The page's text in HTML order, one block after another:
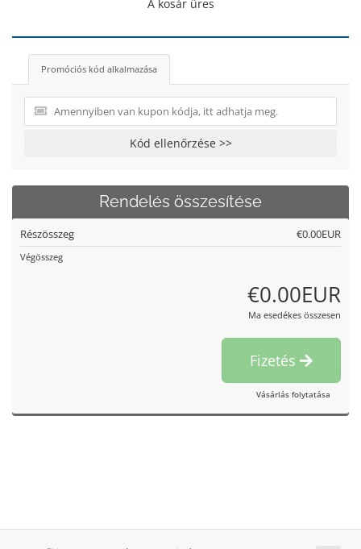
A kosár üres
Promóciós kód alkalmazása
Kód ellenőrzése >>
Rendelés összesítése
Részösszeg €0.00EUR
Végösszeg
€0.00EUR
Ma esedékes összesen
Fizetés
Vásárlás folytatása